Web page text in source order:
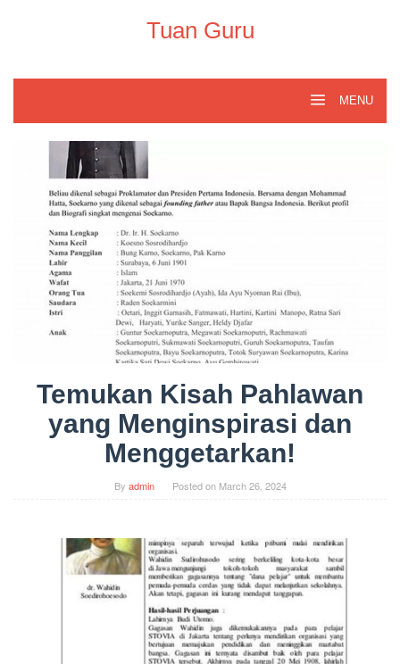
Tuan Guru
MENU
Temukan Kisah Pahlawan
yang Menginspirasi dan
Menggetarkan!
By admin Posted on March 26, 2024